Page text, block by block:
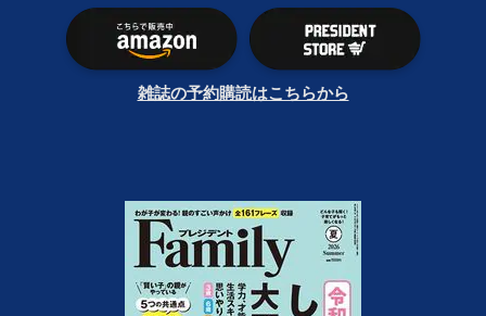
雑誌の予約購読はこちらから